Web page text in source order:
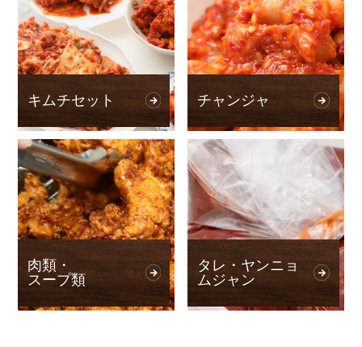
キムチセット チャンジャ
肉類・
スープ類
タレ・ヤンニョ
ムジャン